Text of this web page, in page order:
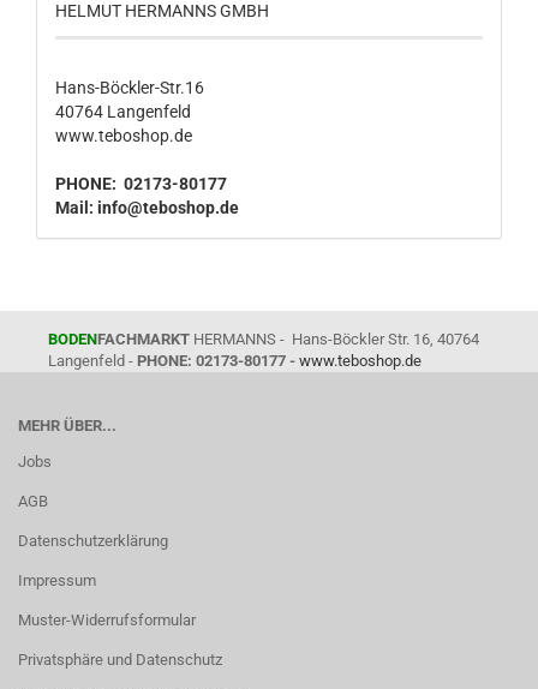
HELMUT HERMANNS GMBH
Hans-Böckler-Str.16
40764 Langenfeld
www.teboshop.de
PHONE: 02173-80177
Mail: info@teboshop.de
BODENFACHMARKT HERMANNS - Hans-Böckler Str. 16, 40764
Langenfeld - PHONE: 02173-80177 - www.teboshop.de
MEHR ÜBER...
Jobs
AGB
Datenschutzerklärung
Impressum
Muster-Widerrufsformular
Privatsphäre und Datenschutz